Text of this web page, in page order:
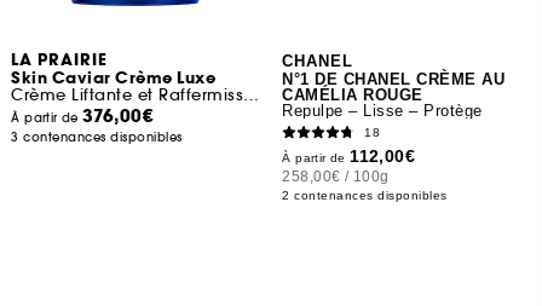
LA PRAIRIE
Skin Caviar Crème Luxe
Crème Liftante et Raffermissante
À partir de376,00€
3 contenances disponibles
CHANEL
N°1 DE CHANEL CRÈME AU
CAMÉLIA ROUGE
Repulpe – Lisse – Protège
18
À partir de 112,00€
258,00€ / 100g
2 contenances disponibles